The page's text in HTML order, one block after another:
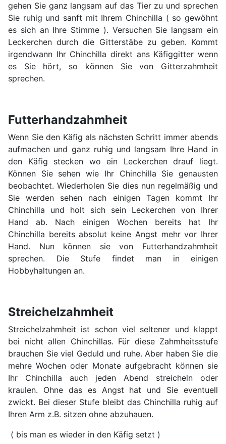
gehen Sie ganz langsam auf das Tier zu und sprechen
Sie ruhig und sanft mit Ihrem Chinchilla ( so gewöhnt
es sich an Ihre Stimme ). Versuchen Sie langsam ein
Leckerchen durch die Gitterstäbe zu geben. Kommt
irgendwann Ihr Chinchilla direkt ans Käfiggitter wenn
es Sie hört, so können Sie von Gitterzahmheit
sprechen.
Futterhandzahmheit
Wenn Sie den Käfig als nächsten Schritt immer abends
aufmachen und ganz ruhig und langsam Ihre Hand in
den Käfig stecken wo ein Leckerchen drauf liegt.
Können Sie sehen wie Ihr Chinchilla Sie genausten
beobachtet. Wiederholen Sie dies nun regelmäßig und
Sie werden sehen nach einigen Tagen kommt Ihr
Chinchilla und holt sich sein Leckerchen von Ihrer
Hand ab. Nach einigen Wochen bereits hat Ihr
Chinchilla bereits absolut keine Angst mehr vor Ihrer
Hand. Nun können sie von Futterhandzahmheit
sprechen. Die Stufe findet man in einigen
Hobbyhaltungen an.
Streichelzahmheit
Streichelzahmheit ist schon viel seltener und klappt
bei nicht allen Chinchillas. Für diese Zahmheitsstufe
brauchen Sie viel Geduld und ruhe. Aber haben Sie die
mehre Wochen oder Monate aufgebracht können sie
Ihr Chinchilla auch jeden Abend streicheln oder
kraulen. Ohne das es Angst hat und Sie eventuell
zwickt. Bei dieser Stufe bleibt das Chinchilla ruhig auf
Ihren Arm z.B. sitzen ohne abzuhauen.
( bis man es wieder in den Käfig setzt )